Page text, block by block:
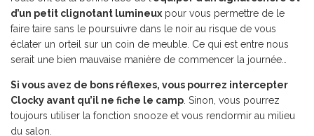
d’un petit clignotant lumineux pour vous permettre de le
faire taire sans le poursuivre dans le noir au risque de vous
éclater un orteil sur un coin de meuble. Ce qui est entre nous
serait une bien mauvaise manière de commencer la journée…
Si vous avez de bons réflexes, vous pourrez intercepter
Clocky avant qu’il ne fiche le camp . Sinon, vous pourrez
toujours utiliser la fonction snooze et vous rendormir au milieu
du salon.